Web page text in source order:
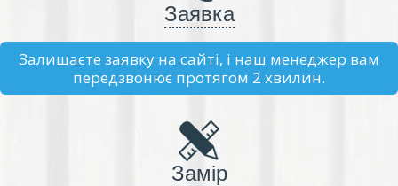
Заявка
Залишаєте заявку на сайті, і наш менеджер вам
передзвонює протягом 2 хвилин.
Замір